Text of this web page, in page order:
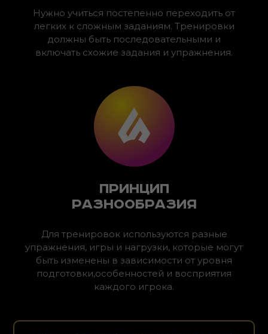
Нужно учиться постепенно переходить от
легких к сложным заданиям. Тренировки
должны быть последовательными и
включать схожие задания и упражнения.
Принцип
разнообразия
Для тренировок используются разные
упражнения, игры и нагрузки, которые могут
быть изменены в зависимости от уровня
подготовки,особенностей и восприятия
каждого игрока.